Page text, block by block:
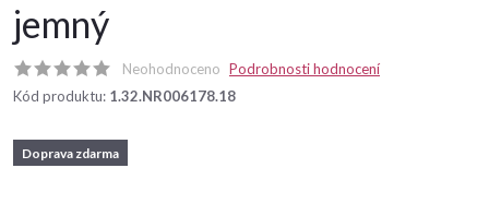
jemný
Neohodnoceno Podrobnosti hodnocení
Kód produktu: 1.32.NR006178.18
Doprava zdarma